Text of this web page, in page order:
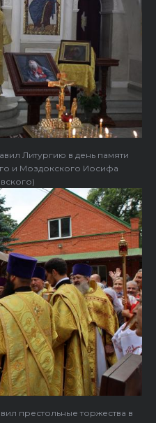
Литургию в день памяти
и Моздокского Иосифа
престольные торжества в